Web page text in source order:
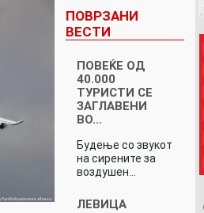
ПОВРЗАНИ
ВЕСТИ
ПОВЕЌЕ ОД
40.000
ТУРИСТИ СЕ
ЗАГЛАВЕНИ
ВО…
Будење со звукот
на сирените за
воздушен…
ЛЕВИЦА